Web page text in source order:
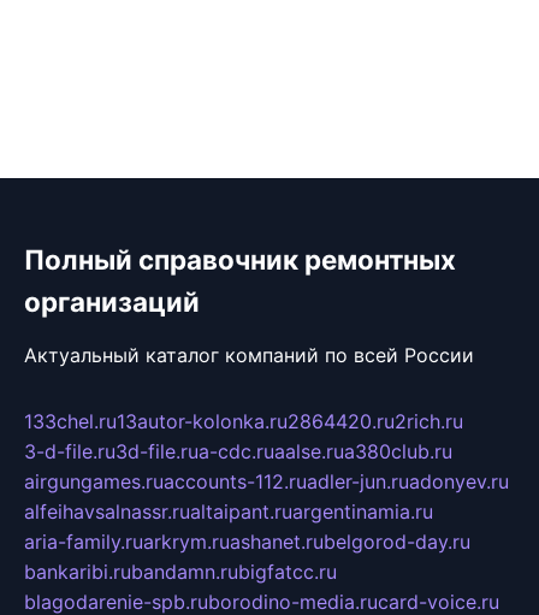
Полный справочник ремонтных
организаций
Актуальный каталог компаний по всей России
133chel.ru13autor-kolonka.ru2864420.ru2rich.ru
3-d-file.ru3d-file.rua-cdc.ruaalse.rua380club.ru
airgungames.ruaccounts-112.ruadler-jun.ruadonyev.ru
alfeihavsalnassr.rualtaipant.ruargentinamia.ru
aria-family.ruarkrym.ruashanet.rubelgorod-day.ru
bankaribi.rubandamn.rubigfatcc.ru
blagodarenie-spb.ruborodino-media.rucard-voice.ru